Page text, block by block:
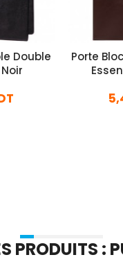
Double
Porte
PRODUITS :